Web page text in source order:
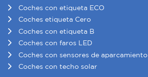
Coches con etiqueta ECO
Coches etiqueta Cero
Coches con etiqueta B
Coches con faros LED
Coches con sensores de aparcamiento
Coches con techo solar